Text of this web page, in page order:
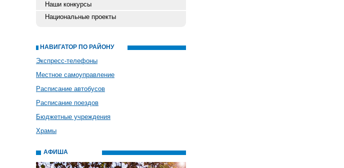
Наши конкурсы
Национальные проекты
НАВИГАТОР ПО РАЙОНУ
Экспресс-телефоны
Местное самоуправление
Расписание автобусов
Расписание поездов
Бюджетные учреждения
Храмы
АФИША